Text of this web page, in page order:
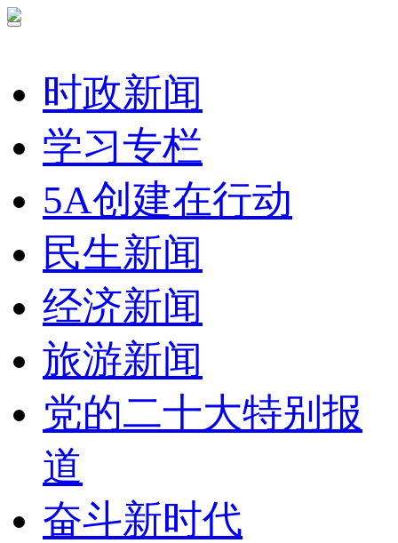
时政新闻
学习专栏
5A创建在行动
民生新闻
经济新闻
旅游新闻
党的二十大特别报
道
奋斗新时代